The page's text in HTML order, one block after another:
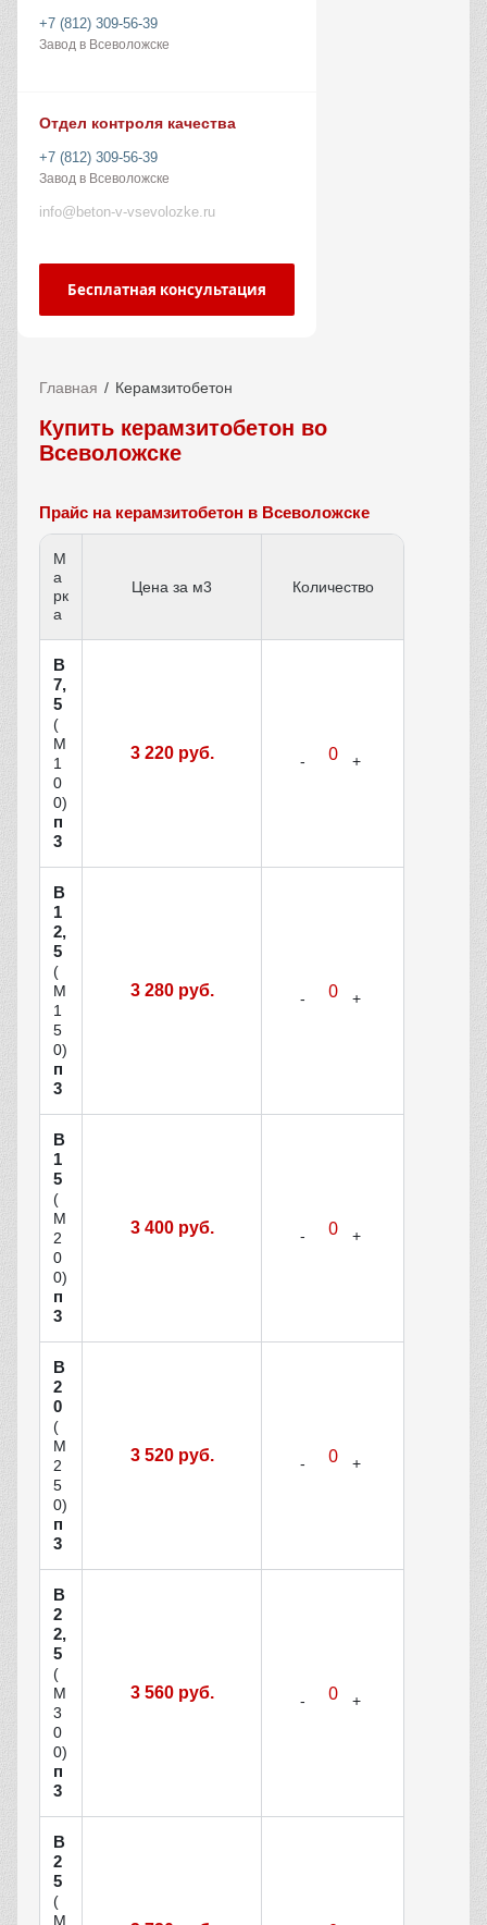
+7 (812) 309-56-39
Завод в Всеволожске
Отдел контроля качества
+7 (812) 309-56-39
Завод в Всеволожске
info@beton-v-vsevolozke.ru
Бесплатная консультация
Главная Керамзитобетон
Купить керамзитобетон во
Всеволожске
Прайс на керамзитобетон в Всеволожске
М
а
рк
а
Цена за м3 Количество
В
7,
5
(
М
1
0
0)
п
3
3 220 руб.
В
1
2,
5
(
М
1
5
0)
п
3
3 280 руб.
В
1
5
(
М
2
0
0)
п
3
3 400 руб.
В
2
0
(
М
2
5
0)
п
3
3 520 руб.
В
2
2,
5
(
М
3
0
0)
п
3
3 560 руб.
В
2
5
(
М